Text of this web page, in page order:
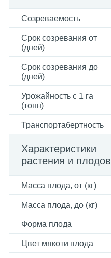
Созреваемость
Срок созревания от
(дней)
Срок созревания до
(дней)
Урожайность с 1 га
(тонн)
Транспортабертность
Характеристики
растения и плодов
Масса плода, от (кг)
Масса плода, до (кг)
Форма плода
Цвет мякоти плода